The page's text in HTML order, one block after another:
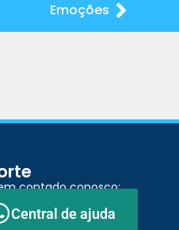
Emoções
contado conosco:
Central de ajuda